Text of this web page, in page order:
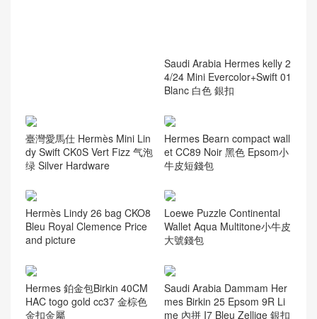
Saudi Arabia Hermes kelly 2
4/24 Mini Evercolor+Swift 01
Blanc 白色 銀扣
臺灣愛馬仕 Hermès Mini Lin
dy Swift CK0S Vert Fizz 气泡
绿 Silver Hardware
Hermes Bearn compact wall
et CC89 Noir 黑色 Epsom小
牛皮短錢包
Hermès Lindy 26 bag CKO8
Bleu Royal Clemence Price
and picture
Loewe Puzzle Continental
Wallet Aqua Multitone小牛皮
大號錢包
Hermes 鉑金包Birkin 40CM
HAC togo gold cc37 金棕色
金扣金屬
Saudi Arabia Dammam Her
mes Birkin 25 Epsom 9R Li
me 內拼 I7 Bleu Zellige 銀扣